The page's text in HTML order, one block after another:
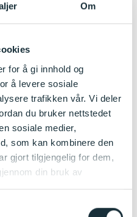
Om
for å gi innhold og
å levere sosiale
trafikken vår. Vi deler
du bruker nettstedet
sosiale medier,
som kan kombinere den
gjort tilgjengelig for dem,
din bruk av